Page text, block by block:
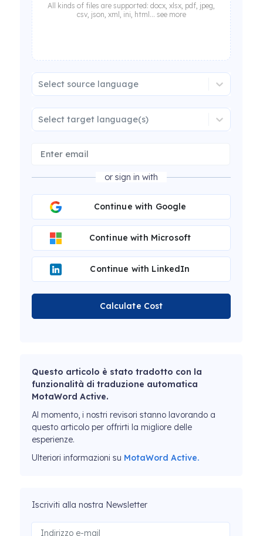
All kinds of files are supported: docx, xlsx, pdf, jpeg,
csv, json, xml, ini, html... see more
Select source language
Select target language(s)
or sign in with
Continue with Google
Continue with Microsoft
Continue with LinkedIn
Calculate Cost
Questo articolo è stato tradotto con la
funzionalità di traduzione automatica
MotaWord Active.
Al momento, i nostri revisori stanno lavorando a
questo articolo per offrirti la migliore delle
esperienze.
Ulteriori informazioni su MotaWord Active.
Iscriviti alla nostra Newsletter